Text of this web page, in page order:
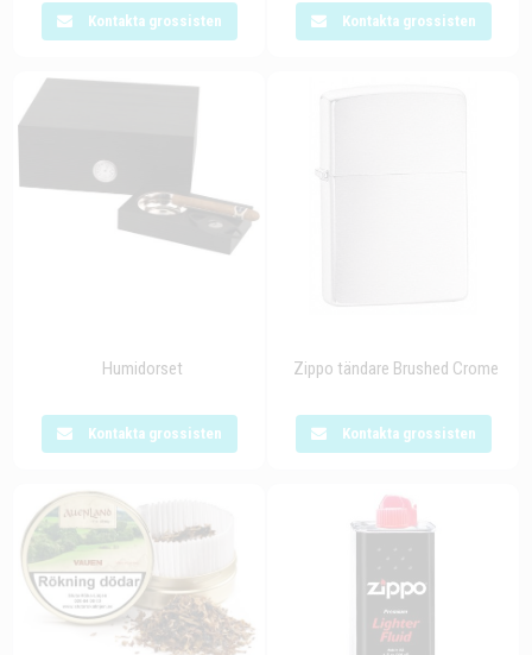
Kontakta grossisten Kontakta grossisten
Humidorset
Kontakta grossisten
Zippo tändare Brushed Crome
Kontakta grossisten